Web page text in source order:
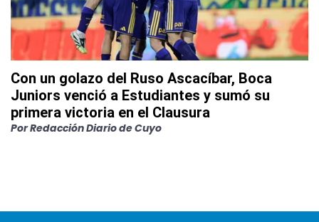
Con un golazo del Ruso Ascacíbar, Boca
Juniors venció a Estudiantes y sumó su
primera victoria en el Clausura
PorRedacción Diario de Cuyo